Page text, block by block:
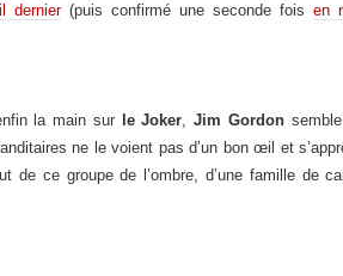
dernier(puis confirmé une seconde fois en
la main sur le Joker,Jim Gordon
ne le voient pas d’un bon œil et
de ce groupe de l’ombre, d’une famille de